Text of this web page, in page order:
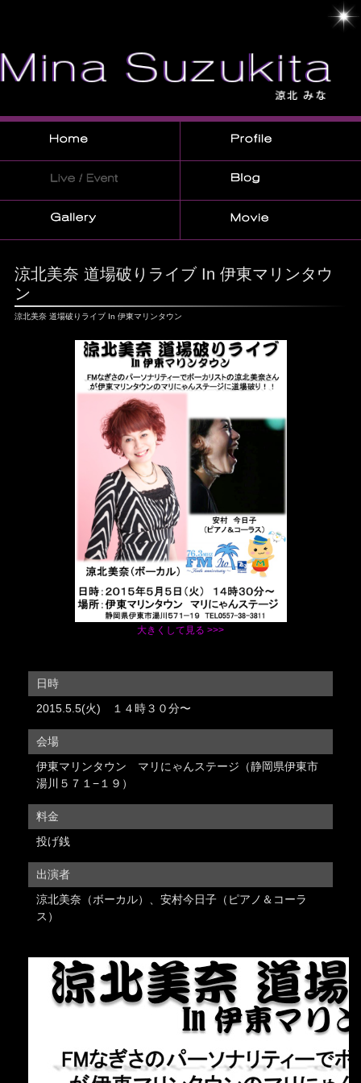
涼北美奈 道場破りライブ In 伊東マリンタウ
ン
涼北美奈 道場破りライブ In 伊東マリンタウン
大きくして見る >>>
日時
2015.5.5(火) １４時３０分〜
会場
伊東マリンタウン マリにゃんステージ（静岡県伊東市
湯川５７１−１９）
料金
投げ銭
出演者
涼北美奈（ボーカル）、安村今日子（ピアノ＆コーラ
ス）